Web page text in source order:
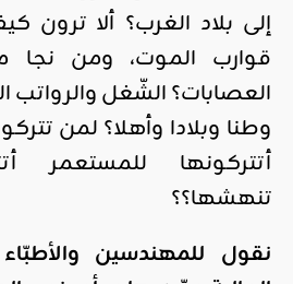
إلى بلاد الغرب؟ ألا ترون
قوارب الموت، ومن نجا
العصابات؟ الشّغل والرواتب
وطنا وبلادا وأهلا؟ لمن
أتتركونها للمستعمر
تنهشها؟؟
نقول للمهندسين